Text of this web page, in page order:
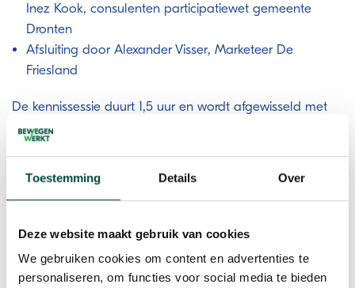
Toestemming Details Over
Deze website maakt gebruik van cookies
We gebruiken cookies om content en advertenties te
personaliseren, om functies voor social media te bieden
Inez Kook, consulenten participatiewet gemeente
Dronten
Afsluiting door Alexander Visser, Marketeer De
Friesland
De kennissessie duurt 1,5 uur en wordt afgewisseld met
een Energizer en een kennisquiz met een échte prijs!